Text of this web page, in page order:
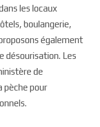
les locaux
boulangerie,
également
désourisation. Les
de
pèche pour